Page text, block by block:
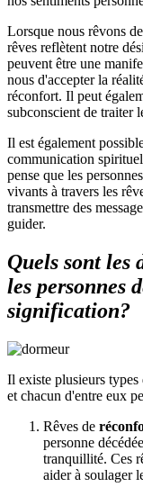
Lorsque nous rêvons
rêves reflètent notre
peuvent être une
nous d'accepter la
réconfort. Il peut
subconscient de traiter
Il est également
communication
pense que les
vivants à travers les
transmettre des
guider.
Quels sont les
les personnes
signification?
Il existe plusieurs types
et chacun d'entre eux
Rêves de
personne
tranquillité. Ces
aider à soulager